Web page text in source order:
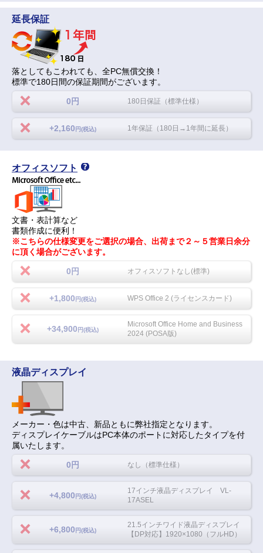
延長保証
落としてもこわれても、全PC無償交換！
標準で180日間の保証期間がございます。
0円 180日保証（標準仕様）
+2,160 円(税込) 1年保証（180日→1年間に延長）
オフィスソフト
文書・表計算など
書類作成に便利！
※こちらの仕様変更をご選択の場合、出荷まで２～５営業日余分
に頂く場合がございます。
0円 オフィスソフトなし(標準)
+1,800 円(税込) WPS Office 2 (ライセンスカード)
+34,900 円(税込)
Microsoft Office Home and Business
2024 (POSA版)
液晶ディスプレイ
メーカー・色は中古、新品ともに弊社指定となります。
ディスプレイケーブルはPC本体のポートに対応したタイプを付
属いたします。
0円 なし（標準仕様）
+4,800 円(税込)
17インチ液晶ディスプレイ VL-
17ASEL
+6,800 円(税込)
21.5インチワイド液晶ディスプレイ
【DP対応】1920×1080（フルHD）